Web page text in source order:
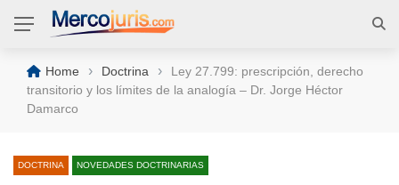
Home › Doctrina ›
Ley 27.799: prescripción, derecho
transitorio y los límites de la analogía – Dr. Jorge Héctor
Damarco
DOCTRINA NOVEDADES DOCTRINARIAS